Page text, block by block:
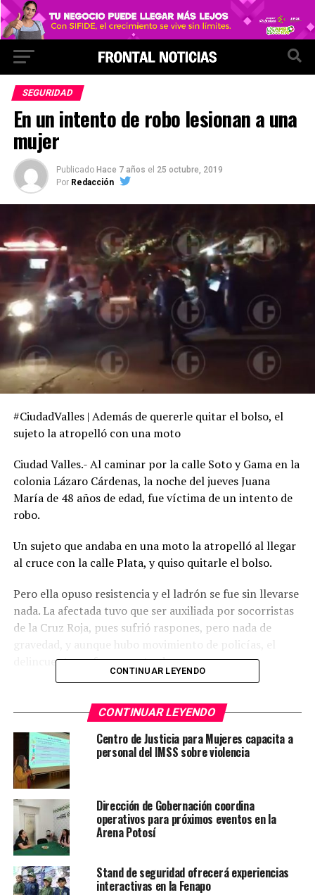
SEGURIDAD
En un intento de robo lesionan a una
mujer
Publicado Hace 7 años el 25 octubre, 2019
Por Redacción
#CiudadValles | Además de quererle quitar el bolso, el
sujeto la atropelló con una moto
Ciudad Valles.- Al caminar por la calle Soto y Gama en la
colonia Lázaro Cárdenas, la noche del jueves Juana
María de 48 años de edad, fue víctima de un intento de
robo.
Un sujeto que andaba en una moto la atropelló al llegar
al cruce con la calle Plata, y quiso quitarle el bolso.
Pero ella opuso resistencia y el ladrón se fue sin llevarse
nada. La afectada tuvo que ser auxiliada por socorristas
de la Cruz Roja, pues sufrió raspones, pero nada de
gravedad, y aunque hubo movimiento de policías, el
delincuente no fue encontrado.
Investigan hallazgo de estudiante estrangulada en SLP
NO TE PIERDAS
Capturan a dos por el feminicidio de la estudiante de
secundaria
CONTINUAR LEYENDO
CONTINUAR LEYENDO
Centro de Justicia para Mujeres capacita a
personal del IMSS sobre violencia
Dirección de Gobernación coordina
operativos para próximos eventos en la
Arena Potosí
Stand de seguridad ofrecerá experiencias
interactivas en la Fenapo